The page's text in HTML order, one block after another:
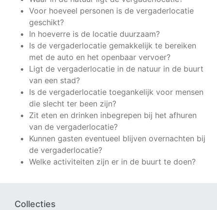
Voor hoeveel personen is de vergaderlocatie
geschikt?
In hoeverre is de locatie duurzaam?
Is de vergaderlocatie gemakkelijk te bereiken
met de auto en het openbaar vervoer?
Ligt de vergaderlocatie in de natuur in de buurt
van een stad?
Is de vergaderlocatie toegankelijk voor mensen
die slecht ter been zijn?
Zit eten en drinken inbegrepen bij het afhuren
van de vergaderlocatie?
Kunnen gasten eventueel blijven overnachten bij
de vergaderlocatie?
Welke activiteiten zijn er in de buurt te doen?
Collecties